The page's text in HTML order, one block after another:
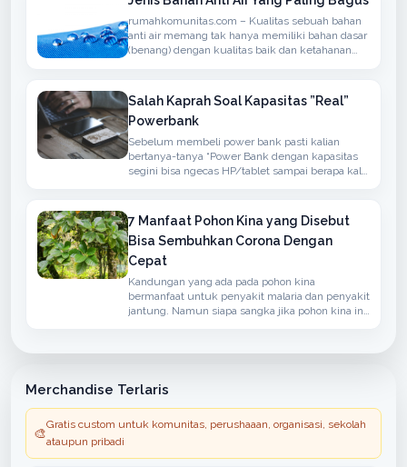
rumahkomunitas.com – Kualitas sebuah bahan
anti air memang tak hanya memiliki bahan dasar
(benang) dengan kualitas baik dan ketahanan
Salah Kaprah Soal Kapasitas ”Real”
Powerbank
Sebelum membeli power bank pasti kalian
bertanya-tanya “Power Bank dengan kapasitas
segini bisa ngecas HP/tablet sampai berapa kali
7 Manfaat Pohon Kina yang Disebut
Bisa Sembuhkan Corona Dengan
Cepat
Kandungan yang ada pada pohon kina
bermanfaat untuk penyakit malaria dan penyakit
jantung. Namun siapa sangka jika pohon kina ini
Merchandise Terlaris
🎨
Gratis custom untuk komunitas, perushaaan, organisasi, sekolah
ataupun pribadi